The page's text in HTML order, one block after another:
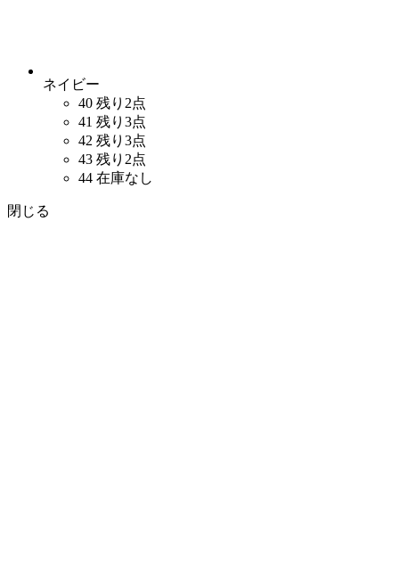
ネイビー
40 残り2点
41 残り3点
42 残り3点
43 残り2点
44 在庫なし
閉じる